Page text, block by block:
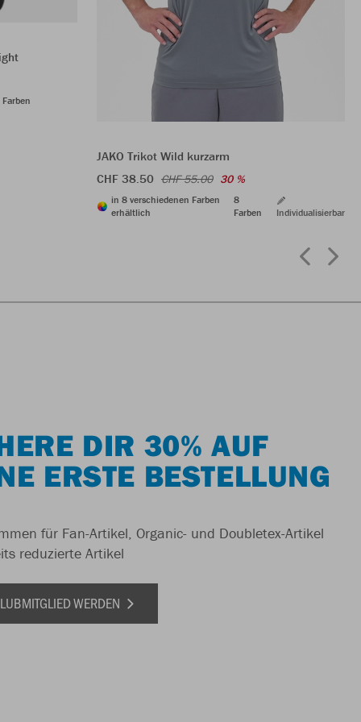
JAKO Trikot Wild kurzarm
CHF 38.50 CHF 55.00 30 %
in 8 verschiedenen Farben
erhältlich
8
Farben
Individualisierbar
DIR 30% AUF
ERSTE BESTELLUNG
für Fan-Artikel, Organic- und Doubletex-Artikel
reduzierte Artikel
WERDEN